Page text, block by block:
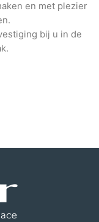
en met plezier
bij u in de